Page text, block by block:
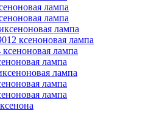
лампа
лампа
лампа
ксеноновая лампа
лампа
лампа
лампа
лампа
лампа